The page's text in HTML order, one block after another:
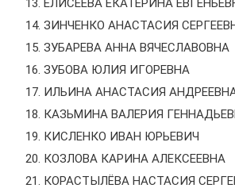
ЕЛИСЕЕВА ЕКАТЕРИНА
ЗИНЧЕНКО АНАСТАСИЯ
ЗУБАРЕВА АННА ВЯЧЕСЛАВОВНА
ЗУБОВА ЮЛИЯ ИГОРЕВНА
ИЛЬИНА АНАСТАСИЯ
КАЗЬМИНА ВАЛЕРИЯ
КИСЛЕНКО ИВАН ЮРЬЕВИЧ
КОЗЛОВА КАРИНА АЛЕКСЕЕВНА
КОРАСТЫЛЁВА НАСТАСИЯ